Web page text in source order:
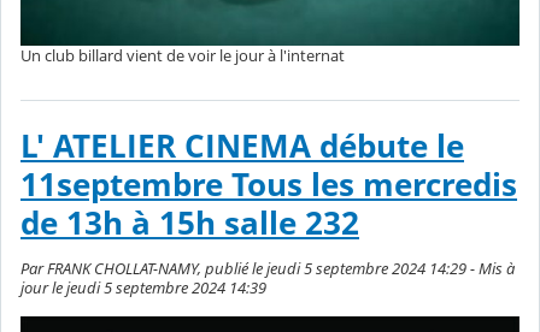
Un club billard vient de voir le jour à l'internat
L' ATELIER CINEMA débute le
11septembre Tous les mercredis
de 13h à 15h salle 232
Par FRANK CHOLLAT-NAMY, publié le jeudi 5 septembre 2024 14:29 - Mis à
jour le jeudi 5 septembre 2024 14:39